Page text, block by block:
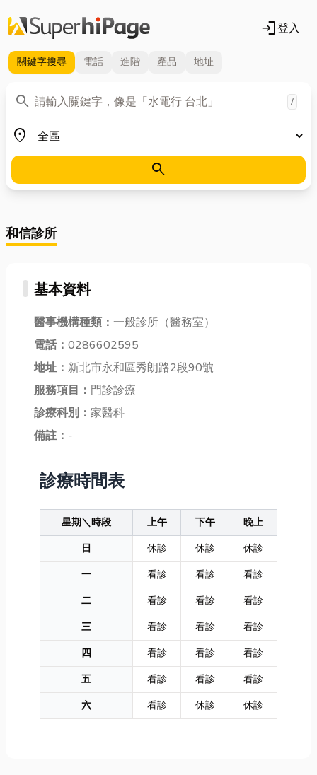
login登入
關鍵字搜尋 電話 進階 產品 地址
search
關鍵字 /
place
地區
search
和信診所
基本資料
醫事機構種類： 一般診所（醫務室）
電話： 0286602595
地址： 新北市永和區秀朗路2段90號
服務項目： 門診診療
診療科別： 家醫科
備註： -
診療時間表
星期＼時段 上午 下午
晚上
日
休診 休診
休診
一
看診 看診
看診
二
看診 看診
看診
三
看診 看診
看診
四
看診 看診
看診
五
看診 看診
看診
六
看診 休診 休診